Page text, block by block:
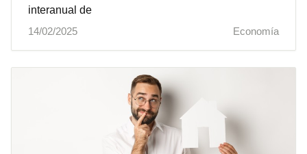
interanual de
14/02/2025
Economía